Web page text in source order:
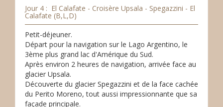
Jour 4 : El Calafate - Croisère Upsala - Spegazzini - El
Calafate (B,L,D)
Petit-déjeuner.
Départ pour la navigation sur le Lago Argentino, le
3ème plus grand lac d'Amérique du Sud.
Après environ 2 heures de navigation, arrivée face au
glacier Upsala.
Découverte du glacier Spegazzini et de la face cachée
du Perito Moreno, tout aussi impressionnante que sa
façade principale.